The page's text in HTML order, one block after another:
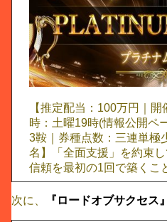
【推定配当：100万円｜
時：土曜19時(情報公開ペ
3鞍｜券種点数：三連単極
名】「全面支援」を約束
信頼を最初の1回で築くこ
次に、 『ロードオブサクセス』